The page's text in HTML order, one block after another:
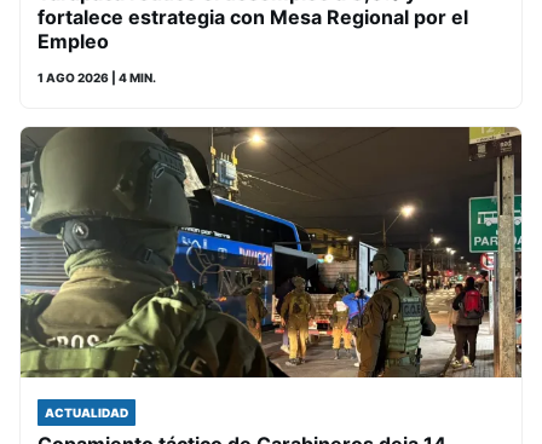
fortalece estrategia con Mesa Regional por el
Empleo
1 AGO 2026 | 4 MIN.
ACTUALIDAD